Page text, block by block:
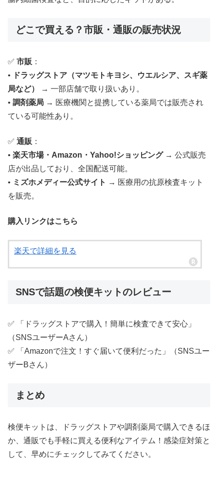
どこで買える？市販・通販の販売状況
✅ 市販 ：
•
ドラッグストア（マツモトキヨシ、ウエルシア、スギ薬
局など）
→ 一部店舗で取り扱いあり。
• 調剤薬局 → 医療機関と提携している薬局では販売され
ている可能性あり。
✅ 通販 ：
• 楽天市場・Amazon・Yahoo!ショッピング→ 公式販売
店が出品しており、全国配送可能。
• ミズホメディー公式サイト → 医療用の抗原検査キット
を販売。
購入リンクはこちら
楽天で詳細を見る
SNSで話題の検便キットのレビュー
✅ 「ドラッグストアで購入！簡単に検査できて安心」
（SNSユーザーAさん）
✅ 「Amazonで注文！すぐ届いて便利だった」（SNSユー
ザーBさん）
まとめ
検便キットは、ドラッグストアや調剤薬局で購入できるほ
か、通販でも手軽に買える便利なアイテム！感染症対策と
して、早めにチェックしてみてください。